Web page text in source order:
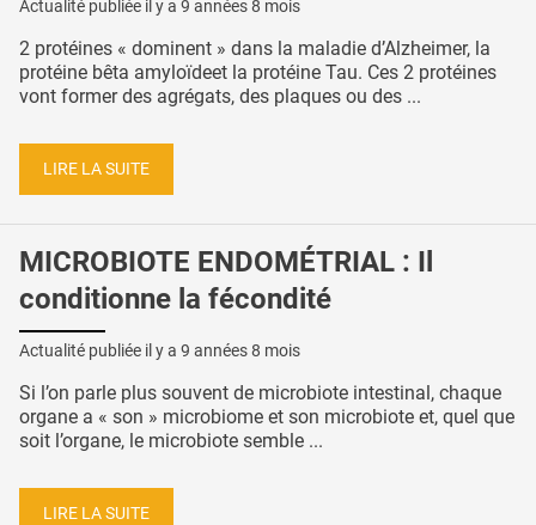
Actualité publiée il y a 9 années 8 mois
2 protéines « dominent » dans la maladie d’Alzheimer, la
protéine bêta amyloïdeet la protéine Tau. Ces 2 protéines
vont former des agrégats, des plaques ou des ...
LIRE LA SUITE
MICROBIOTE ENDOMÉTRIAL : Il
conditionne la fécondité
Actualité publiée il y a 9 années 8 mois
Si l’on parle plus souvent de microbiote intestinal, chaque
organe a « son » microbiome et son microbiote et, quel que
soit l’organe, le microbiote semble ...
LIRE LA SUITE